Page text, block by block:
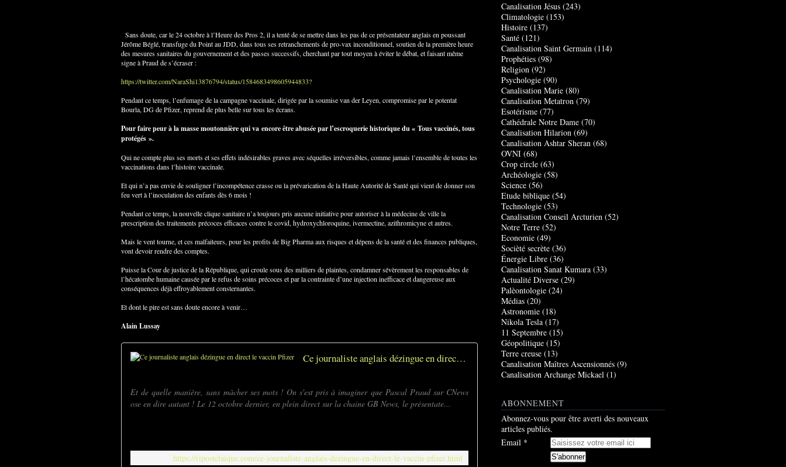
Sans doute, car le 24 octobre à l’Heure des Pros 2, il a tenté de se mettre dans les pas de ce présentateur anglais en poussant
Jérôme Béglé, transfuge du Point au JDD, dans tous ses retranchements de pro-vax inconditionnel, soutien de la première heure
des mesures sanitaires du gouvernement et des passes successifs, cherchant par tout moyen à éviter le débat, et faisant même
signe à Praud de s’écraser :
https://twitter.com/NaraShi13876794/status/1584683498605944833?
Pendant ce temps, l’enfumage de la campagne vaccinale, dirigée par la soumise van der Leyen, compromise par le potentat
Bourla, DG de Pfizer, reprend de plus belle sur tous les écrans.
Pour faire peur à la masse moutonnière qui va encore être abusée par l’escroquerie historique du « Tous vaccinés, tous
protégés ».
Qui ne compte plus ses morts et ses effets indésirables graves avec séquelles irréversibles, comme jamais l’ensemble de toutes les
vaccinations dans l’histoire vaccinale.
Et qui n’a pas envie de souligner l’incompétence crasse ou la prévarication de la Haute Autorité de Santé qui vient de donner son
feu vert à l’inoculation des enfants dès 6 mois !
Pendant ce temps, la nouvelle clique sanitaire n’a toujours pris aucune initiative pour autoriser à la médecine de ville la
prescription des traitements précoces efficaces contre le covid, hydroxychloroquine, ivermectine, azithromicyne et autres.
Mais le vent tourne, et ces malfaiteurs, pour les profits de Big Pharma aux risques et dépens de la santé et des finances publiques,
vont devoir rendre des comptes.
Puisse la Cour de justice de la République, qui croule sous des milliers de plaintes, condamner sévèrement les responsables de
l’hécatombe humaine causée par le refus de soins précoces et par la contrainte d’une injection inefficace et dangereuse aux
conséquences déjà effroyablement consternantes.
Et dont le pire est sans doute encore à venir…
Alain Lussay
Ce journaliste anglais dézingue en direct le vaccin Pfizer
Et de quelle manière, sans mâcher ses mots ! On s'est pris à imaginer que Pascal Praud sur CNews
ose en dire autant ! Le 12 octobre dernier, en plein direct sur la chaine GB News, le présentate...
https://ripostelaique.com/ce-journaliste-anglais-dezingue-en-direct-le-vaccin-pfizer.html
Canalisation Jésus (243)
Climatologie (153)
Histoire (137)
Santé (121)
Canalisation Saint Germain (114)
Prophéties (98)
Religion (92)
Psychologie (90)
Canalisation Marie (80)
Canalisation Metatron (79)
Esotérisme (77)
Cathédrale Notre Dame (70)
Canalisation Hilarion (69)
Canalisation Ashtar Sheran (68)
OVNI (68)
Crop circle (63)
Archéologie (58)
Science (56)
Etude biblique (54)
Technologie (53)
Canalisation Conseil Arcturien (52)
Notre Terre (52)
Economie (49)
Socièté secrète (36)
Énergie Libre (36)
Canalisation Sanat Kumara (33)
Actualité Diverse (29)
Palèontologie (24)
Médias (20)
Astronomie (18)
Nikola Tesla (17)
11 Septembre (15)
Géopolitique (15)
Terre creuse (13)
Canalisation Maîtres Ascensionnés (9)
Canalisation Archange Mickael (1)
ABONNEMENT
Abonnez-vous pour être averti des nouveaux
articles publiés.
Email